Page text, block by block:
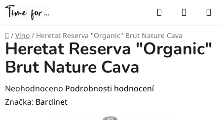
Přejít
obsah
Hledat
KOŠÍK
Domů
/ Víno / Heretat Reserva "Organic" Brut Nature Cava
Heretat Reserva "Organic"
Brut Nature Cava
Průměrné
hodnocení
Neohodnoceno Podrobnosti hodnocení
Značka: Bardinet